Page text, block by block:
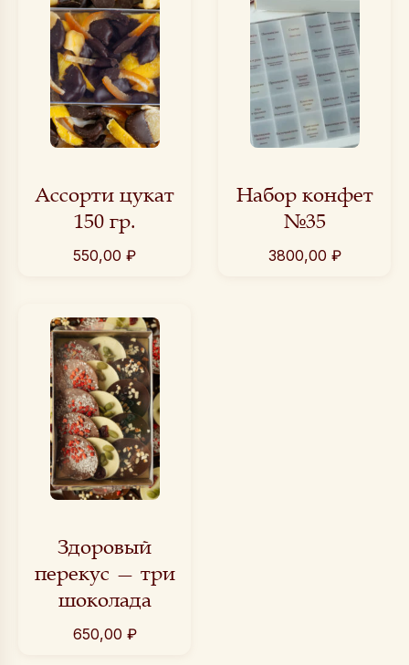
Ассорти цукат
150 гр.
550,00 ₽
Набор конфет
№35
3800,00 ₽
Здоровый
перекус — три
шоколада
650,00 ₽